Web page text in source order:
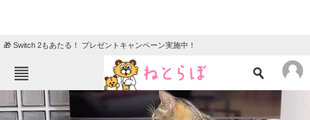
🎁 Switch 2もあたる！ プレゼントキャンペーン実施中！
ねとらぼメニュー
TOP ニュース